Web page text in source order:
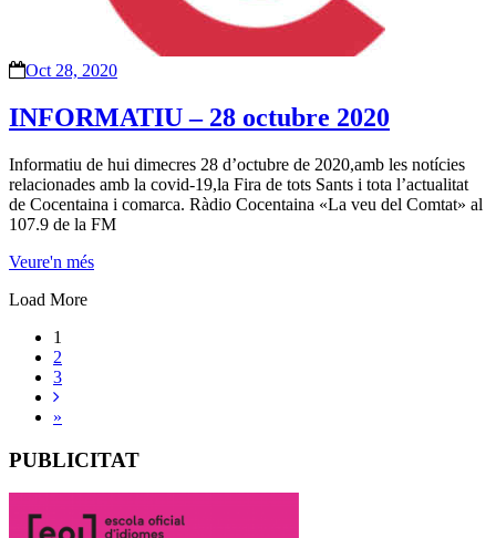
Oct 28, 2020
INFORMATIU – 28 octubre 2020
Informatiu de hui dimecres 28 d’octubre de 2020,amb les notícies
relacionades amb la covid-19,la Fira de tots Sants i tota l’actualitat
de Cocentaina i comarca. Ràdio Cocentaina «La veu del Comtat» al
107.9 de la FM
Veure'n més
Load More
1
2
3
»
PUBLICITAT